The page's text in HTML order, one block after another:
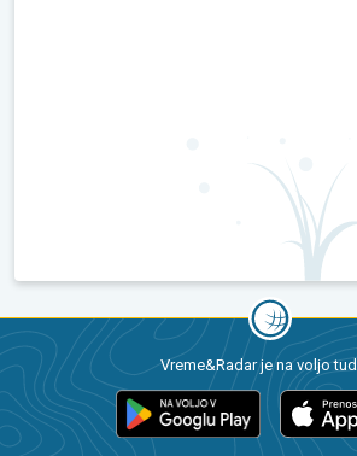
Vreme&Radar je na voljo